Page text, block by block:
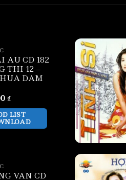
AU CD 182
THI 12 –
DAM
₫
LIST
VAN CD